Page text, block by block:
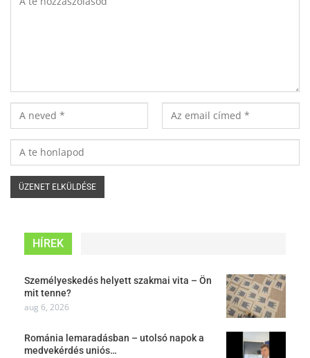
HÍREK
Személyeskedés helyett szakmai vita – Ön
mit tenne?
aug 6, 2026
Románia lemaradásban – utolsó napok a
medvekérdés uniós…